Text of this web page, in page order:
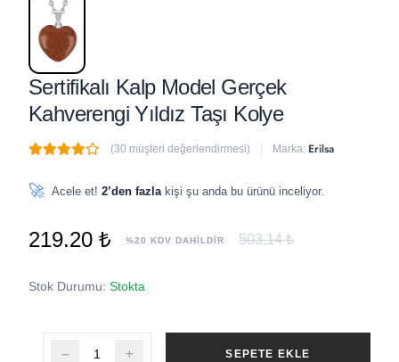
Sertifikalı Kalp Model Gerçek
Kahverengi Yıldız Taşı Kolye
(30 müşteri değerlendirmesi) Marka: Erilsa
🚀 Acele et! 2’den fazla kişi şu anda bu ürünü inceliyor.
219.20 ₺ %20 KDV DAHİLDİR 503.14 ₺
Stok Durumu: Stokta
SEPETE EKLE